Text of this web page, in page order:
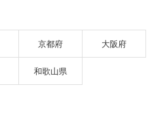
京都府 大阪府
和歌山県